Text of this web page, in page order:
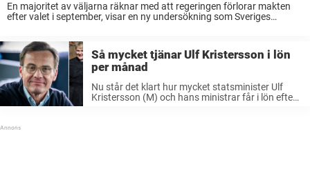
En majoritet av väljarna räknar med att regeringen förlorar makten
efter valet i september, visar en ny undersökning som Sveriges
Så mycket tjänar Ulf Kristersson i lön
per månad
Nu står det klart hur mycket statsminister Ulf
Kristersson (M) och hans ministrar får i lön efter